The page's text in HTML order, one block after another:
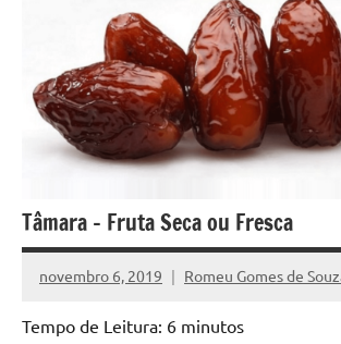
Tâmara – Fruta Seca ou Fresca
novembro 6, 2019 Romeu Gomes de
Tempo de Leitura: 6 minutos